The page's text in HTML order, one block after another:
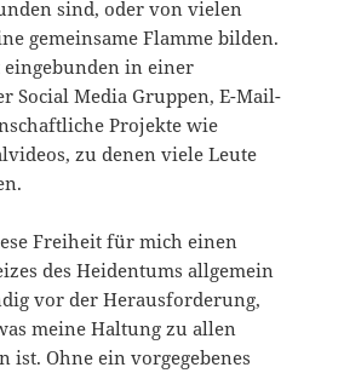
sind, oder von vielen
gemeinsame Flamme bilden.
in einer
Social Media Gruppen, E-Mail-
Projekte wie
zu denen viele Leute
Freiheit für mich einen
des Heidentums allgemein
vor der Herausforderung,
meine Haltung zu allen
ist. Ohne ein vorgegebenes